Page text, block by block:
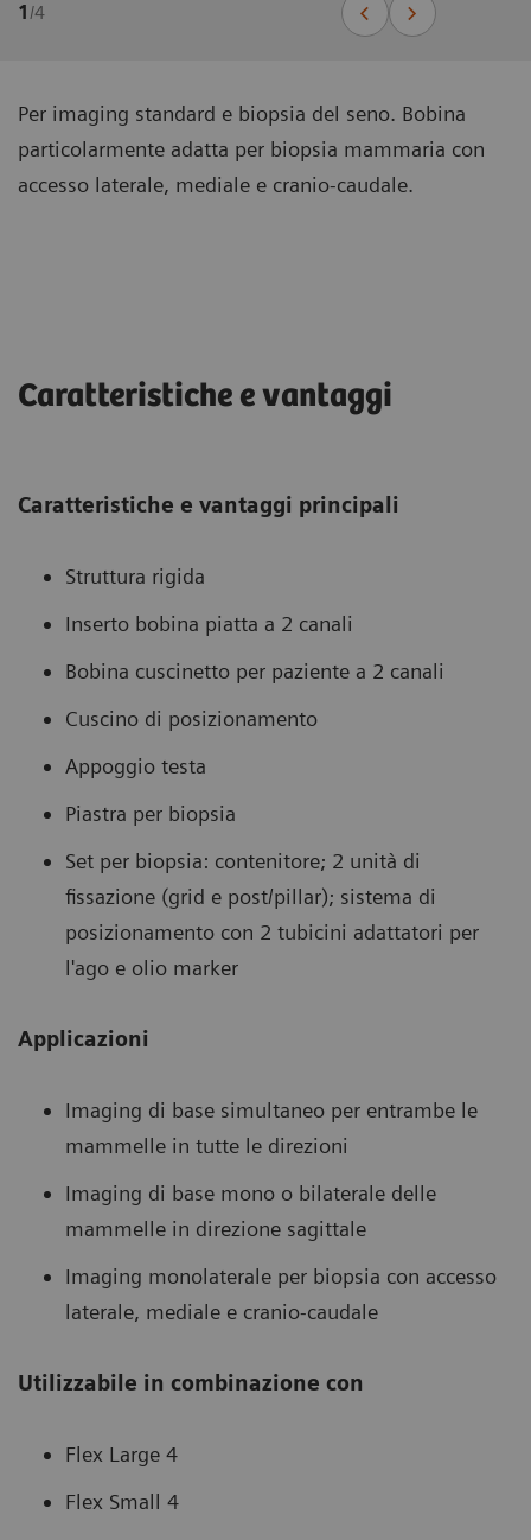
1/4
Per imaging standard e biopsia del seno. Bobina
particolarmente adatta per biopsia mammaria con
accesso laterale, mediale e cranio-caudale.
Caratteristiche e vantaggi
Caratteristiche e vantaggi principali
Struttura rigida
Inserto bobina piatta a 2 canali
Bobina cuscinetto per paziente a 2 canali
Cuscino di posizionamento
Appoggio testa
Piastra per biopsia
Set per biopsia: contenitore; 2 unità di
fissazione (grid e post/pillar); sistema di
posizionamento con 2 tubicini adattatori per
l'ago e olio marker
Applicazioni
Imaging di base simultaneo per entrambe le
mammelle in tutte le direzioni
Imaging di base mono o bilaterale delle
mammelle in direzione sagittale
Imaging monolaterale per biopsia con accesso
laterale, mediale e cranio-caudale
Utilizzabile in combinazione con
Flex Large 4
Flex Small 4